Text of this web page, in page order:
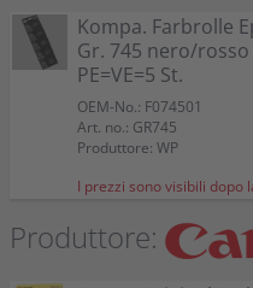
Kompa. Farbrolle
Gr. 745 nero/rosso
PE=VE=5 St.
OEM-No.: F074501
Art. no.: GR745
Produttore: WP
I prezzi sono visibili dopo
Produttore: